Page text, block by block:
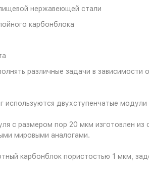
нержавеющей стали
карбонблока
различные задачи в зависимости
двухступенчатые
с размером пор 20 мкм изготовлен
мировыми аналогами.
карбонблок пористостью 1 мкм,